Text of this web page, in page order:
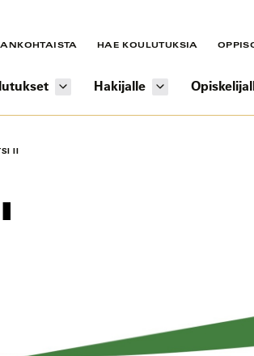
HAE KOULUTUKSIA
Hakijalle
II